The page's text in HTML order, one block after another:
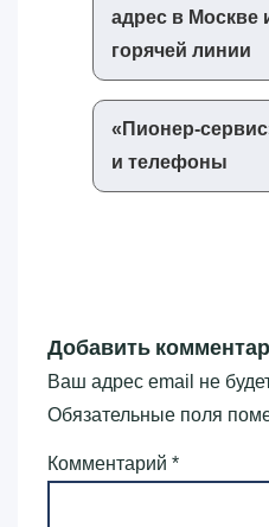
адрес в Москве
горячей линии
«‎Пионер-
и телефоны
Добавить
Ваш адрес email не
Обязательные поля
Комментарий *